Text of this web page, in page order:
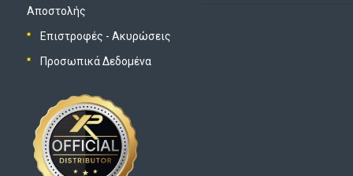
Αποστολής
Επιστροφές - Ακυρώσεις
Προσωπικά Δεδομένα